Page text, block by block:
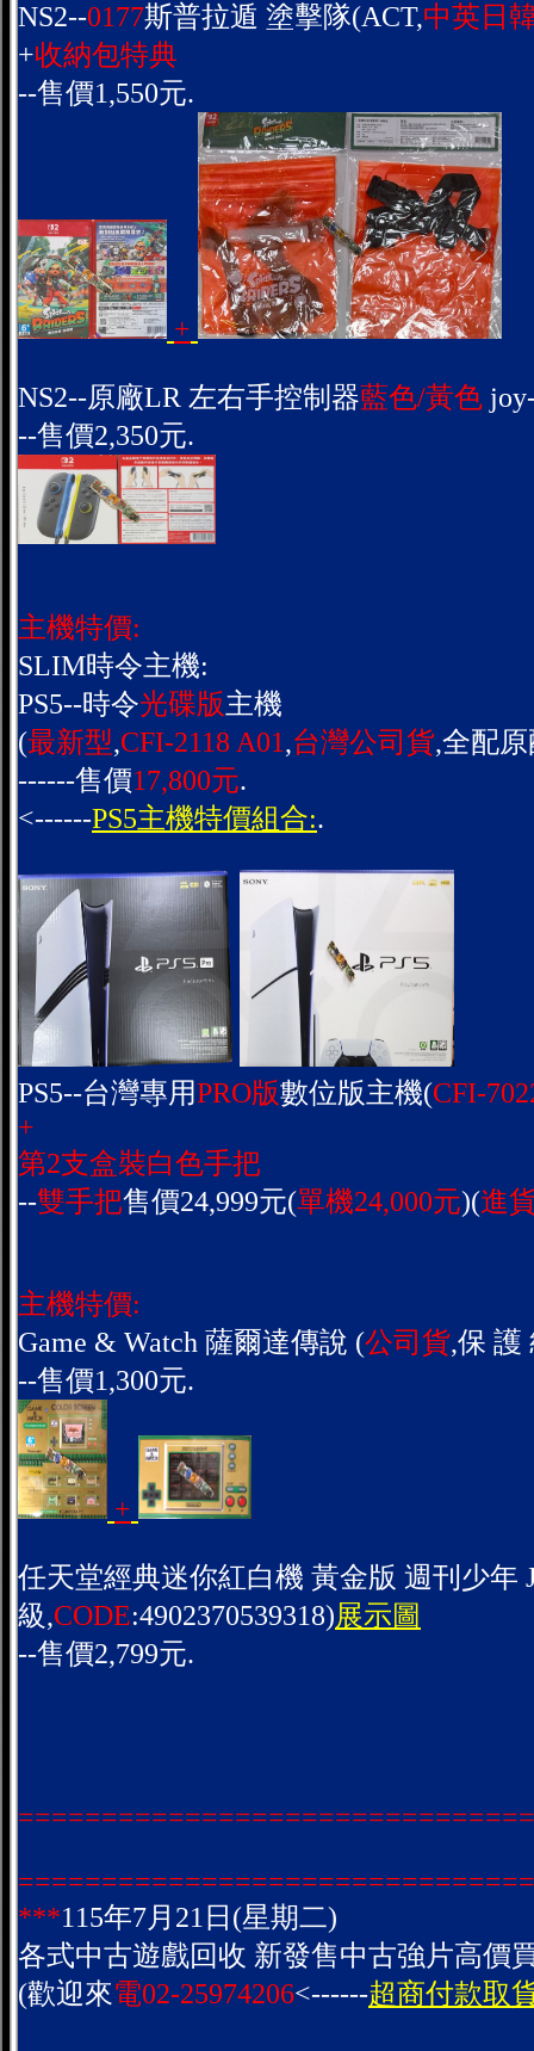
NS2--0177斯普拉遁 塗擊隊(ACT,中英日
+收納包特典
--售價1,550元.
+
NS2--原廠LR 左右手控制器藍色/黃色
--售價2,350元.
主機特價:
SLIM時令主機:
PS5--時令光碟版主機
(最新型,CFI-2118 A01,台灣公司貨,全配
------售價17,800元.
<------PS5主機特價組合:.
PS5--台灣專用PRO版數位版主機(CFI-
+
第2支盒裝白色手把
--雙手把售價24,999元(單機24,000元)(進
主機特價:
Game & Watch 薩爾達傳說 (公司貨,保 護
--售價1,300元.
+
任天堂經典迷你紅白機 黃金版 週刊少年
級,CODE:4902370539318)展示圖
--售價2,799元.
***115年7月21日(星期二)
各式中古遊戲回收 新發售中古強片高價
(歡迎來電02-25974206<------超商付款取